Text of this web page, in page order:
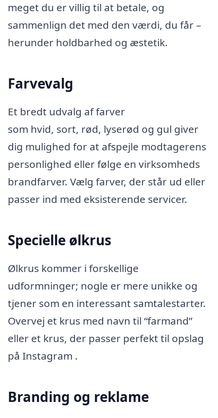
meget du er villig til at betale, og
sammenlign det med den værdi, du får –
herunder holdbarhed og æstetik.
Farvevalg
Et bredt udvalg af farver
som hvid, sort, rød, lyserød og gul giver
dig mulighed for at afspejle modtagerens
personlighed eller følge en virksomheds
brandfarver. Vælg farver, der står ud eller
passer ind med eksisterende servicer.
Specielle ølkrus
Ølkrus kommer i forskellige
udformninger; nogle er mere unikke og
tjener som en interessant samtalestarter.
Overvej et krus med navn til “farmand”
eller et krus, der passer perfekt til opslag
på Instagram .
Branding og reklame